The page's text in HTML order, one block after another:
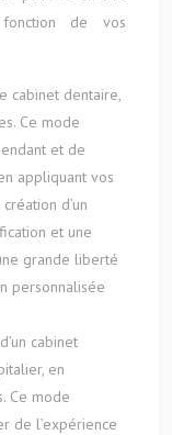
de vos
cabinet dentaire,
Ce mode
et de
appliquant vos
d’un
et une
grande liberté
personnalisée
cabinet
en
Ce mode
de l’expérience